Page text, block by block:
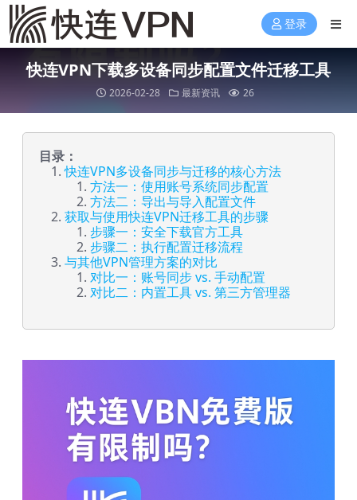
登录
快连VPN下载多设备同步配置文件迁移工具
2026-02-28 最新资讯 26
目录：
快连VPN多设备同步与迁移的核心方法
方法一：使用账号系统同步配置
方法二：导出与导入配置文件
获取与使用快连VPN迁移工具的步骤
步骤一：安全下载官方工具
步骤二：执行配置迁移流程
与其他VPN管理方案的对比
对比一：账号同步 vs. 手动配置
对比二：内置工具 vs. 第三方管理器